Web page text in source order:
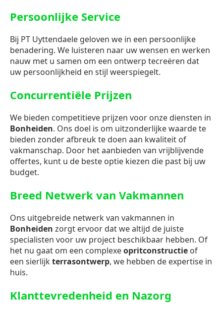
Persoonlijke Service
Bij PT Uyttendaele geloven we in een persoonlijke
benadering. We luisteren naar uw wensen en werken
nauw met u samen om een ontwerp tecreëren dat
uw persoonlijkheid en stijl weerspiegelt.
Concurrentiële Prijzen
We bieden competitieve prijzen voor onze diensten in
Bonheiden. Ons doel is om uitzonderlijke waarde te
bieden zonder afbreuk te doen aan kwaliteit of
vakmanschap. Door het aanbieden van vrijblijvende
offertes, kunt u de beste optie kiezen die past bij uw
budget.
Breed Netwerk van Vakmannen
Ons uitgebreide netwerk van vakmannen in
Bonheiden zorgt ervoor dat we altijd de juiste
specialisten voor uw project beschikbaar hebben. Of
het nu gaat om een complexeopritconstructie of
een sierlijkterrasontwerp, we hebben de expertise in
huis.
Klanttevredenheid en Nazorg